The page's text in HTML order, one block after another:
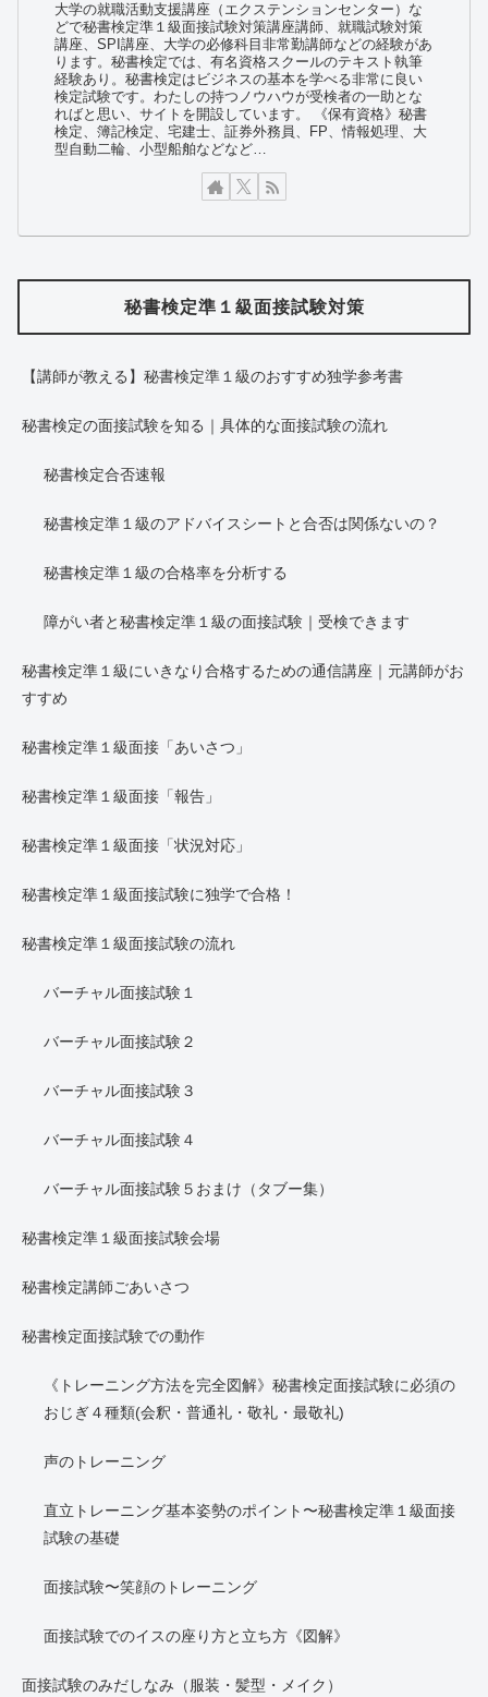
大学の就職活動支援講座（エクステンションセンター）な
どで秘書検定準１級面接試験対策講座講師、就職試験対策
講座、SPI講座、大学の必修科目非常勤講師などの経験があ
ります。秘書検定では、有名資格スクールのテキスト執筆
経験あり。秘書検定はビジネスの基本を学べる非常に良い
検定試験です。わたしの持つノウハウが受検者の一助とな
ればと思い、サイトを開設しています。
《保有資格》秘書
検定、簿記検定、宅建士、証券外務員、FP、情報処理、大
型自動二輪、小型船舶などなど…
秘書検定準１級面接試験対策
【講師が教える】秘書検定準１級のおすすめ独学参考書
秘書検定の面接試験を知る｜具体的な面接試験の流れ
秘書検定合否速報
秘書検定準１級のアドバイスシートと合否は関係ないの？
秘書検定準１級の合格率を分析する
障がい者と秘書検定準１級の面接試験｜受検できます
秘書検定準１級にいきなり合格するための通信講座｜元講師がお
すすめ
秘書検定準１級面接「あいさつ」
秘書検定準１級面接「報告」
秘書検定準１級面接「状況対応」
秘書検定準１級面接試験に独学で合格！
秘書検定準１級面接試験の流れ
バーチャル面接試験１
バーチャル面接試験２
バーチャル面接試験３
バーチャル面接試験４
バーチャル面接試験５おまけ（タブー集）
秘書検定準１級面接試験会場
秘書検定講師ごあいさつ
秘書検定面接試験での動作
《トレーニング方法を完全図解》秘書検定面接試験に必須の
おじぎ４種類(会釈・普通礼・敬礼・最敬礼)
声のトレーニング
直立トレーニング基本姿勢のポイント〜秘書検定準１級面接
試験の基礎
面接試験〜笑顔のトレーニング
面接試験でのイスの座り方と立ち方《図解》
面接試験のみだしなみ（服装・髪型・メイク）